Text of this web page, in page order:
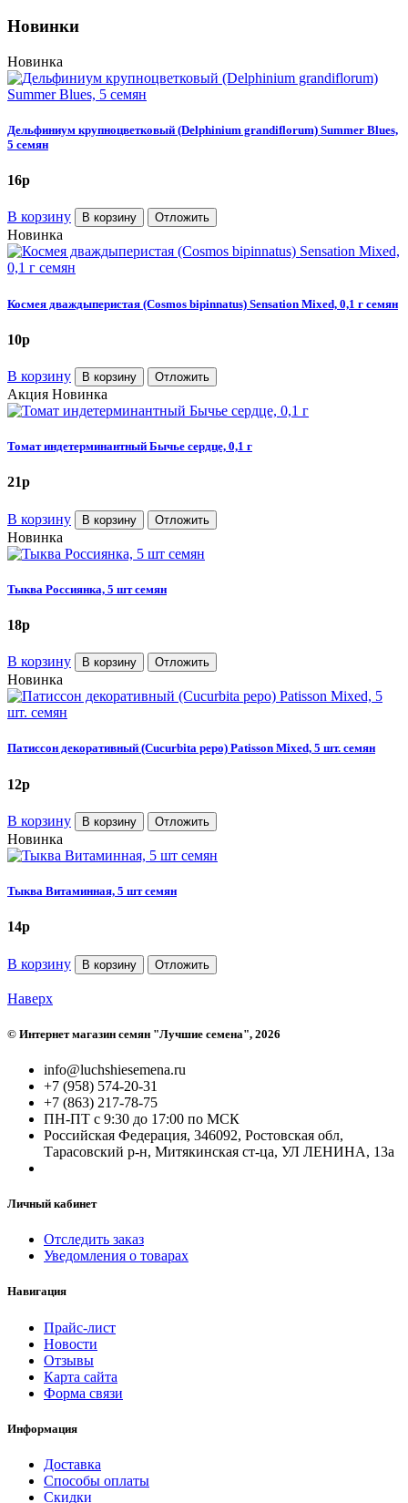
Новинки
Новинка
Дельфиниум крупноцветковый (Delphinium grandiflorum) Summer Blues,
5 семян
16p
В корзину В корзину Отложить
Новинка
Космея дваждыперистая (Cosmos bipinnatus) Sensation Mixed, 0,1 г семян
10p
В корзину В корзину Отложить
Акция Новинка
Томат индетерминантный Бычье сердце, 0,1 г
21p
В корзину В корзину Отложить
Новинка
Тыква Россиянка, 5 шт семян
18p
В корзину В корзину Отложить
Новинка
Патиссон декоративный (Cucurbita pepo) Patisson Mixed, 5 шт. семян
12p
В корзину В корзину Отложить
Новинка
Тыква Витаминная, 5 шт семян
14p
В корзину В корзину Отложить
Наверх
© Интернет магазин семян "Лучшие семена", 2026
info@luchshiesemena.ru
+7 (958) 574-20-31
+7 (863) 217-78-75
ПН-ПТ с 9:30 до 17:00 по МСК
Российская Федерация, 346092, Ростовская обл,
Тарасовский р-н, Митякинская ст-ца, УЛ ЛЕНИНА, 13а
Личный кабинет
Отследить заказ
Уведомления о товарах
Навигация
Прайс-лист
Новости
Отзывы
Карта сайта
Форма связи
Информация
Доставка
Способы оплаты
Скидки